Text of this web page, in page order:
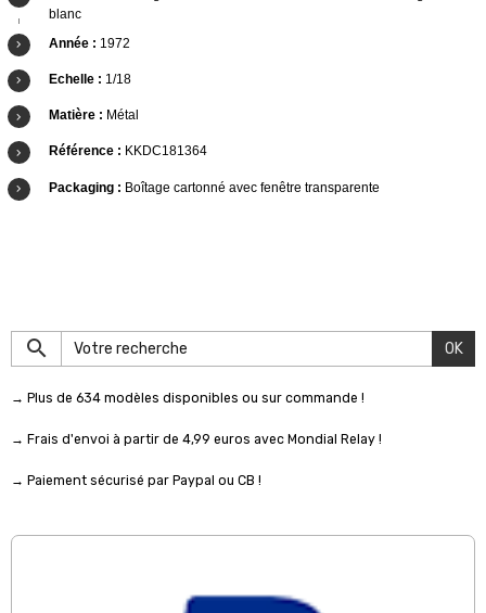
blanc
Année : 1972
Echelle : 1/18
Matière : Métal
Référence : KKDC181364
Packaging : Boîtage cartonné avec fenêtre transparente
OK
→ Plus de 634 modèles disponibles ou sur commande !
→ Frais d'envoi à partir de 4,99 euros avec Mondial Relay !
→ Paiement sécurisé par Paypal ou CB !